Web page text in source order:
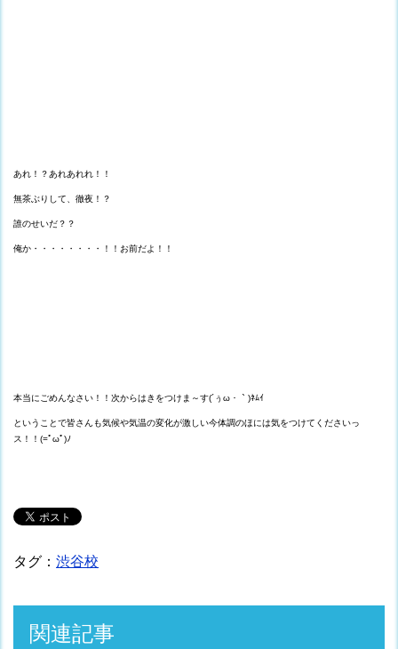
あれ！？あれあれれ！！
無茶ぶりして、徹夜！？
誰のせいだ？？
俺か・・・・・・・・！！お前だよ！！
本当にごめんなさい！！次からはきをつけま～す(´ぅω・｀)ﾈﾑｲ
ということで皆さんも気候や気温の変化が激しい今体調のほには気をつけてくださいっ
ス！！(=ﾟωﾟ)ﾉ
タグ： 渋谷校
関連記事